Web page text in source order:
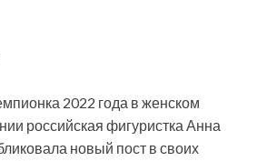
2022 года в женском
российская фигуристка Анна
новый пост в своих